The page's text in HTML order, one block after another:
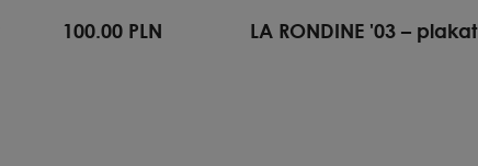
100.00 PLN LA RONDINE '03 – plakat